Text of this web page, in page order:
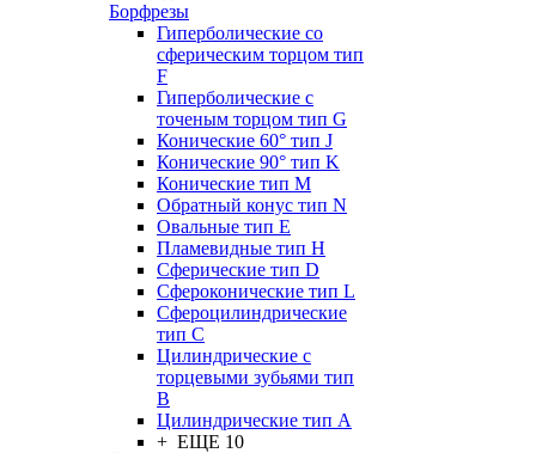
Борфрезы
Гиперболические cо
сферическим торцом тип
F
Гиперболические с
точеным торцом тип G
Конические 60° тип J
Конические 90° тип K
Конические тип M
Обратный конус тип N
Овальные тип E
Пламевидные тип H
Сферические тип D
Сфероконические тип L
Сфероцилиндрические
тип C
Цилиндрические с
торцевыми зубьями тип
B
Цилиндрические тип А
+ ЕЩЕ 10